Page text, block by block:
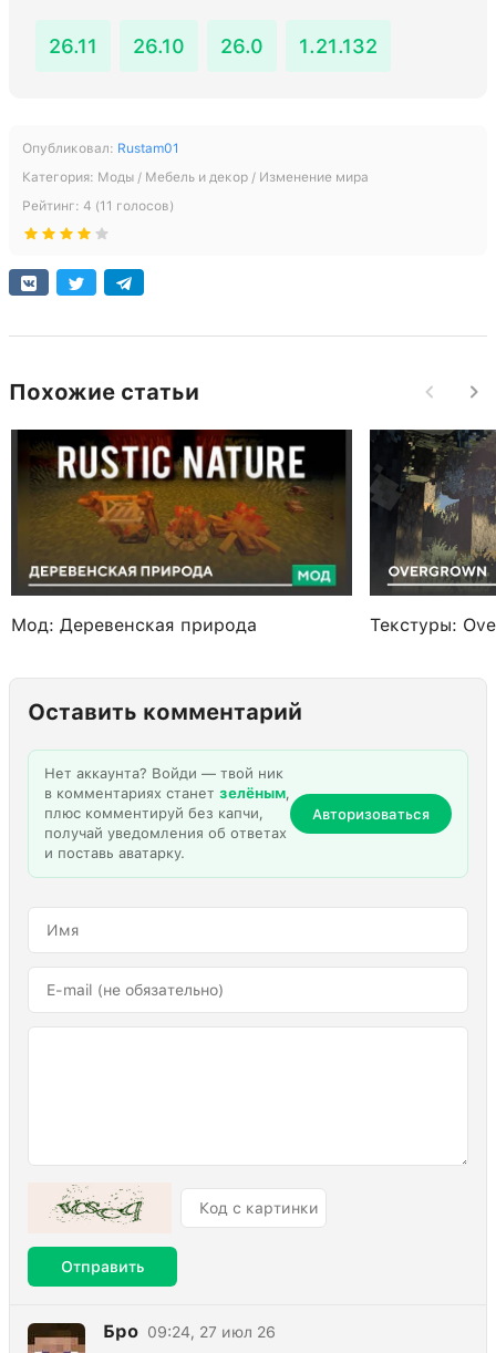
26.11 26.10 26.0 1.21.132
Опубликовал: Rustam01
Категория: Моды / Мебель и декор / Изменение мира
Рейтинг: 4 (11 голосов)
Похожие статьи
Мод: Деревенская природа Текстуры:
Оставить комментарий
Нет аккаунта? Войди — твой ник
в комментариях станет зелёным,
плюс комментируй без капчи,
получай уведомления об ответах
и поставь аватарку.
Авторизоваться
Отправить
Бро 09:24, 27 июл 26